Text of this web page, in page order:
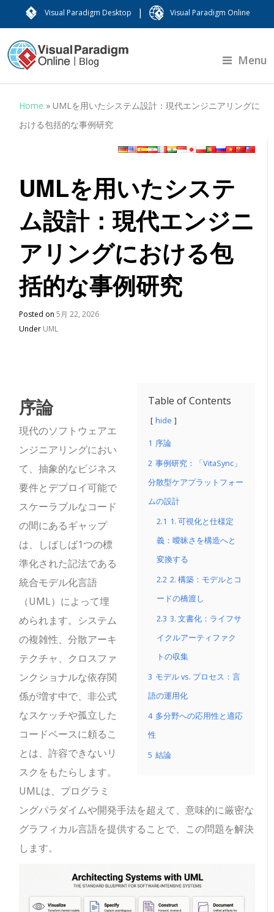
Visual Paradigm Desktop | Visual Paradigm Online
Menu
Home »UMLを用いたシステム設計：現代エンジニアリングに
おける包括的な事例研究
UMLを用いたシステ
ム設計：現代エンジニ
アリングにおける包
括的な事例研究
Posted on5月 22, 2026
Under UML
Table of Contents
hide
1 序論
2 事例研究：「VitaSync」
分散型ケアプラットフォー
ムの設計
2.1 1. 可視化と仕様定
義：曖昧さを構造へと
変換する
2.2 2. 構築：モデルとコ
ードの橋渡し
2.3 3. 文書化：ライフサ
イクルアーティファク
トの収集
3 モデル vs. プロセス：言
語の運用化
4 多分野への応用性と適応
性
5 結論
序論
現代のソフトウェアエ
ンジニアリングにおい
て、抽象的なビジネス
要件とデプロイ可能で
スケーラブルなコード
の間にあるギャップ
は、しばしば1つの標
準化された記法である
統合モデル化言語
（UML）によって埋
められます。システム
の複雑性、分散アーキ
テクチャ、クロスファ
ンクショナルな依存関
係が増す中で、非公式
なスケッチや孤立した
コードベースに頼るこ
とは、許容できないリ
スクをもたらします。
UMLは、プログラミ
ングパラダイムや開発手法を超えて、意味的に厳密な
グラフィカル言語を提供することで、この問題を解決
します。